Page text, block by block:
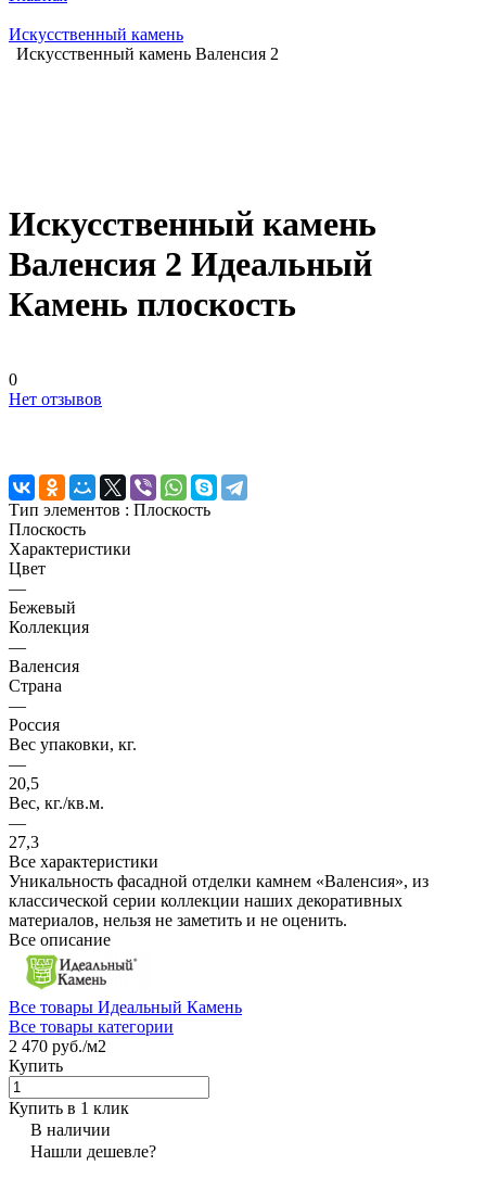
Искусственный камень
Искусственный камень Валенсия 2
Искусственный камень
Валенсия 2 Идеальный
Камень плоскость
0
Нет отзывов
Тип элементов : Плоскость
Плоскость
Характеристики
Цвет
—
Бежевый
Коллекция
—
Валенсия
Страна
—
Россия
Вес упаковки, кг.
—
20,5
Вес, кг./кв.м.
—
27,3
Все характеристики
Уникальность фасадной отделки камнем «Валенсия», из
классической серии коллекции наших декоративных
материалов, нельзя не заметить и не оценить.
Все описание
Все товары Идеальный Камень
Все товары категории
2 470 руб./м2
Купить
Купить в 1 клик
В наличии
Нашли дешевле?